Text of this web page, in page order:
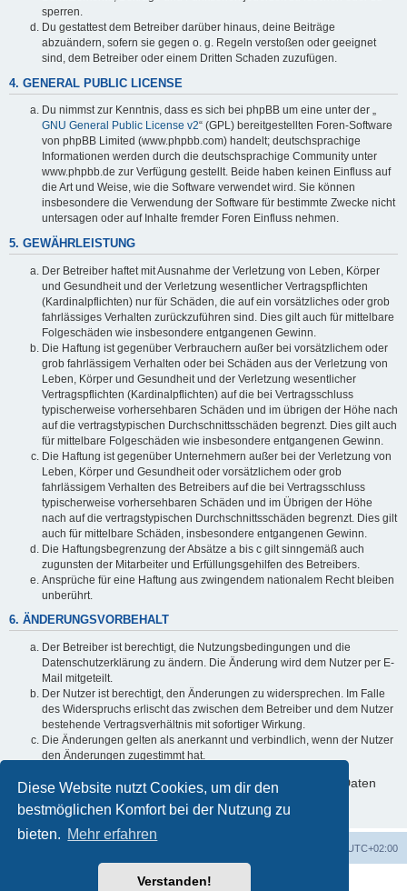
Diese Website nutzt Cookies, um dir den
bestmöglichen Komfort bei der Nutzung zu
bieten. Mehr erfahren
Verstanden!
sperren.
Du gestattest dem Betreiber darüber hinaus, deine Beiträge
abzuändern, sofern sie gegen o. g. Regeln verstoßen oder geeignet
sind, dem Betreiber oder einem Dritten Schaden zuzufügen.
4. GENERAL PUBLIC LICENSE
Du nimmst zur Kenntnis, dass es sich bei phpBB um eine unter der „
GNU General Public License v2“ (GPL) bereitgestellten Foren-Software
von phpBB Limited (www.phpbb.com) handelt; deutschsprachige
Informationen werden durch die deutschsprachige Community unter
www.phpbb.de zur Verfügung gestellt. Beide haben keinen Einfluss auf
die Art und Weise, wie die Software verwendet wird. Sie können
insbesondere die Verwendung der Software für bestimmte Zwecke nicht
untersagen oder auf Inhalte fremder Foren Einfluss nehmen.
5. GEWÄHRLEISTUNG
Der Betreiber haftet mit Ausnahme der Verletzung von Leben, Körper
und Gesundheit und der Verletzung wesentlicher Vertragspflichten
(Kardinalpflichten) nur für Schäden, die auf ein vorsätzliches oder grob
fahrlässiges Verhalten zurückzuführen sind. Dies gilt auch für mittelbare
Folgeschäden wie insbesondere entgangenen Gewinn.
Die Haftung ist gegenüber Verbrauchern außer bei vorsätzlichem oder
grob fahrlässigem Verhalten oder bei Schäden aus der Verletzung von
Leben, Körper und Gesundheit und der Verletzung wesentlicher
Vertragspflichten (Kardinalpflichten) auf die bei Vertragsschluss
typischerweise vorhersehbaren Schäden und im übrigen der Höhe nach
auf die vertragstypischen Durchschnittsschäden begrenzt. Dies gilt auch
für mittelbare Folgeschäden wie insbesondere entgangenen Gewinn.
Die Haftung ist gegenüber Unternehmern außer bei der Verletzung von
Leben, Körper und Gesundheit oder vorsätzlichem oder grob
fahrlässigem Verhalten des Betreibers auf die bei Vertragsschluss
typischerweise vorhersehbaren Schäden und im Übrigen der Höhe
nach auf die vertragstypischen Durchschnittsschäden begrenzt. Dies gilt
auch für mittelbare Schäden, insbesondere entgangenen Gewinn.
Die Haftungsbegrenzung der Absätze a bis c gilt sinngemäß auch
zugunsten der Mitarbeiter und Erfüllungsgehilfen des Betreibers.
Ansprüche für eine Haftung aus zwingendem nationalem Recht bleiben
unberührt.
6. ÄNDERUNGSVORBEHALT
Der Betreiber ist berechtigt, die Nutzungsbedingungen und die
Datenschutzerklärung zu ändern. Die Änderung wird dem Nutzer per E-
Mail mitgeteilt.
Der Nutzer ist berechtigt, den Änderungen zu widersprechen. Im Falle
des Widerspruchs erlischt das zwischen dem Betreiber und dem Nutzer
bestehende Vertragsverhältnis mit sofortiger Wirkung.
Die Änderungen gelten als anerkannt und verbindlich, wenn der Nutzer
den Änderungen zugestimmt hat.
Informationen über den Umgang mit deinen persönlichen Daten
sind in der Datenschutzerklärung enthalten.
UTC+02:00
Powered byphpBB® Forum Software © phpBB Limited